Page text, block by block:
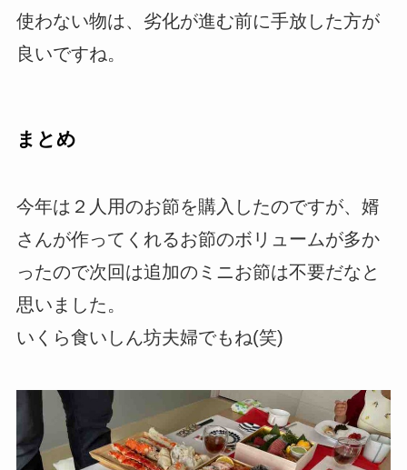
使わない物は、劣化が進む前に手放した方が
良いですね。
まとめ
今年は２人用のお節を購入したのですが、婿
さんが作ってくれるお節のボリュームが多か
ったので次回は追加のミニお節は不要だなと
思いました。
いくら食いしん坊夫婦でもね(笑)